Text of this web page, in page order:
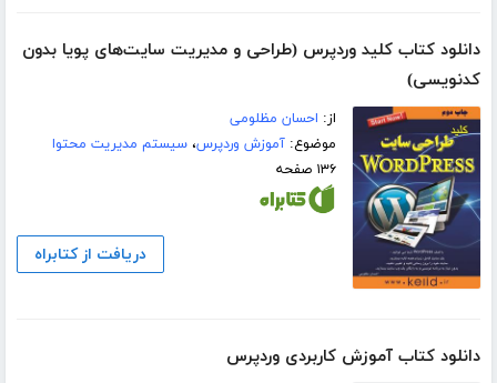
دانلود کتاب کلید وردپرس (طراحی و مدیریت سایت‌های پویا بدون
کدنویسی)
از: احسان مظلومی
موضوع:آموزش وردپرس،سیستم مدیریت محتوا
۱۳۶ صفحه
دریافت از کتابراه
دانلود کتاب آموزش کاربردی وردپرس